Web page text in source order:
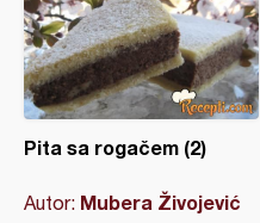
Pita sa rogačem (2)
Autor: Mubera Živojević